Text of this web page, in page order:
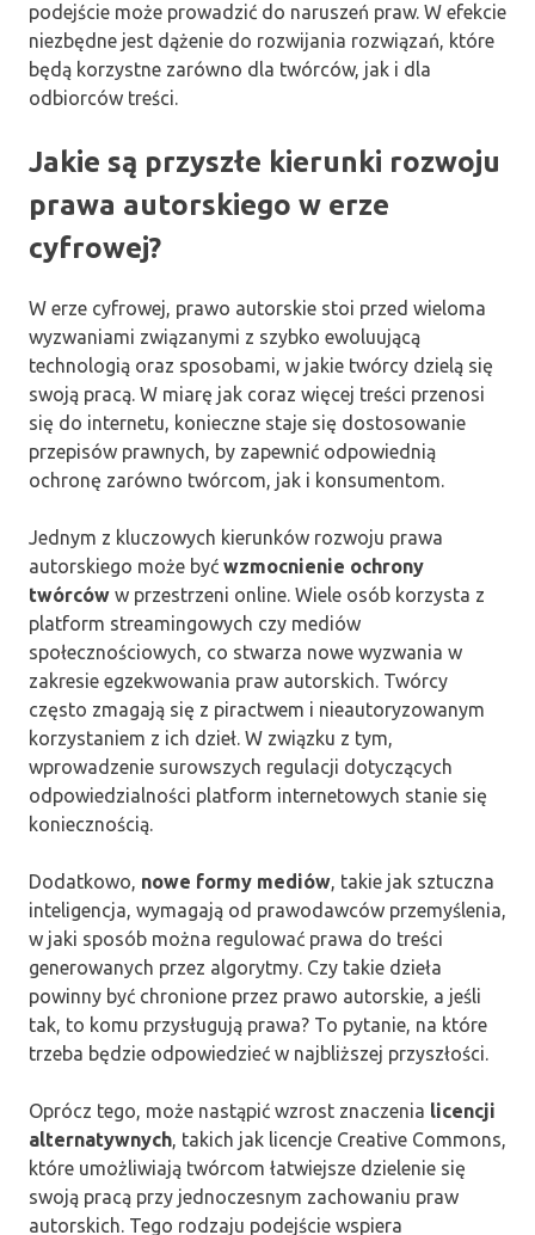
podejście może prowadzić do naruszeń praw. W efekcie
niezbędne jest dążenie do rozwijania rozwiązań, które
będą korzystne zarówno dla twórców, jak i dla
odbiorców treści.
Jakie są przyszłe kierunki rozwoju
prawa autorskiego w erze
cyfrowej?
W erze cyfrowej, prawo autorskie stoi przed wieloma
wyzwaniami związanymi z szybko ewoluującą
technologią oraz sposobami, w jakie twórcy dzielą się
swoją pracą. W miarę jak coraz więcej treści przenosi
się do internetu, konieczne staje się dostosowanie
przepisów prawnych, by zapewnić odpowiednią
ochronę zarówno twórcom, jak i konsumentom.
Jednym z kluczowych kierunków rozwoju prawa
autorskiego może być wzmocnienie ochrony
twórców w przestrzeni online. Wiele osób korzysta z
platform streamingowych czy mediów
społecznościowych, co stwarza nowe wyzwania w
zakresie egzekwowania praw autorskich. Twórcy
często zmagają się z piractwem i nieautoryzowanym
korzystaniem z ich dzieł. W związku z tym,
wprowadzenie surowszych regulacji dotyczących
odpowiedzialności platform internetowych stanie się
koniecznością.
Dodatkowo, nowe formy mediów, takie jak sztuczna
inteligencja, wymagają od prawodawców przemyślenia,
w jaki sposób można regulować prawa do treści
generowanych przez algorytmy. Czy takie dzieła
powinny być chronione przez prawo autorskie, a jeśli
tak, to komu przysługują prawa? To pytanie, na które
trzeba będzie odpowiedzieć w najbliższej przyszłości.
Oprócz tego, może nastąpić wzrost znaczenia licencji
alternatywnych, takich jak licencje Creative Commons,
które umożliwiają twórcom łatwiejsze dzielenie się
swoją pracą przy jednoczesnym zachowaniu praw
autorskich. Tego rodzaju podejście wspiera